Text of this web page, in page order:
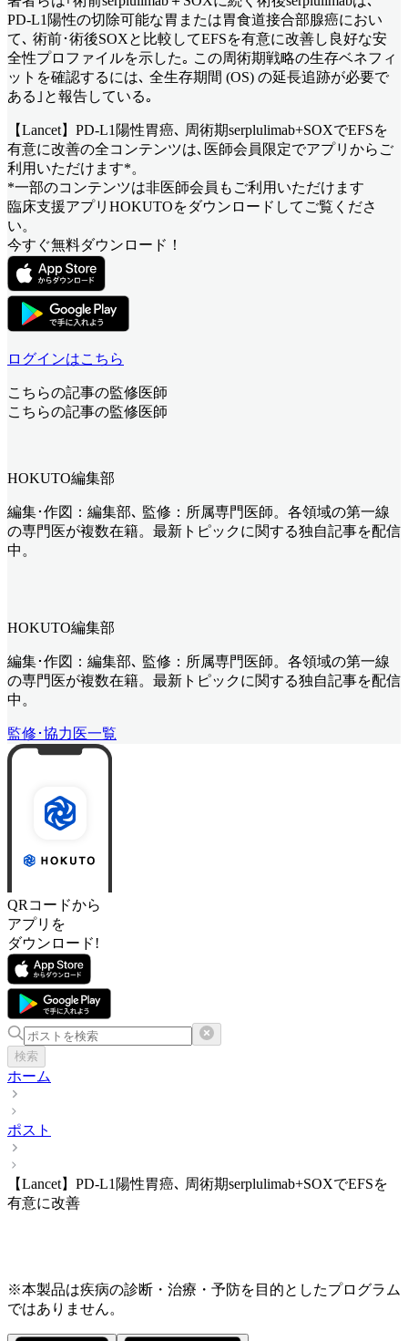
PD-L1陽性の切除可能な胃または胃食道接合部腺癌におい
て､ 術前･術後SOXと比較してEFSを有意に改善し良好な安
全性プロファイルを示した｡ この周術期戦略の生存ベネフィ
ットを確認するには､ 全生存期間 (OS) の延長追跡が必要で
ある｣と報告している｡
【Lancet】PD-L1陽性胃癌､ 周術期serplulimab+SOXでEFSを
有意に改善の全コンテンツは､医師会員限定でアプリからご
利用いただけます*。
*一部のコンテンツは非医師会員もご利用いただけます
臨床支援アプリHOKUTOをダウンロードしてご覧くださ
い。
今すぐ無料ダウンロード！
ログインはこちら
こちらの記事の監修医師
こちらの記事の監修医師
HOKUTO編集部
編集･作図：編集部､ 監修：所属専門医師。各領域の第一線
の専門医が複数在籍。最新トピックに関する独自記事を配信
中。
HOKUTO編集部
編集･作図：編集部､ 監修：所属専門医師。各領域の第一線
の専門医が複数在籍。最新トピックに関する独自記事を配信
中。
監修･協力医一覧
QRコードから
アプリを
ダウンロード!
検索
ホーム
ポスト
【Lancet】PD-L1陽性胃癌､ 周術期serplulimab+SOXでEFSを
有意に改善
※本製品は疾病の診断・治療・予防を目的としたプログラム
ではありません。